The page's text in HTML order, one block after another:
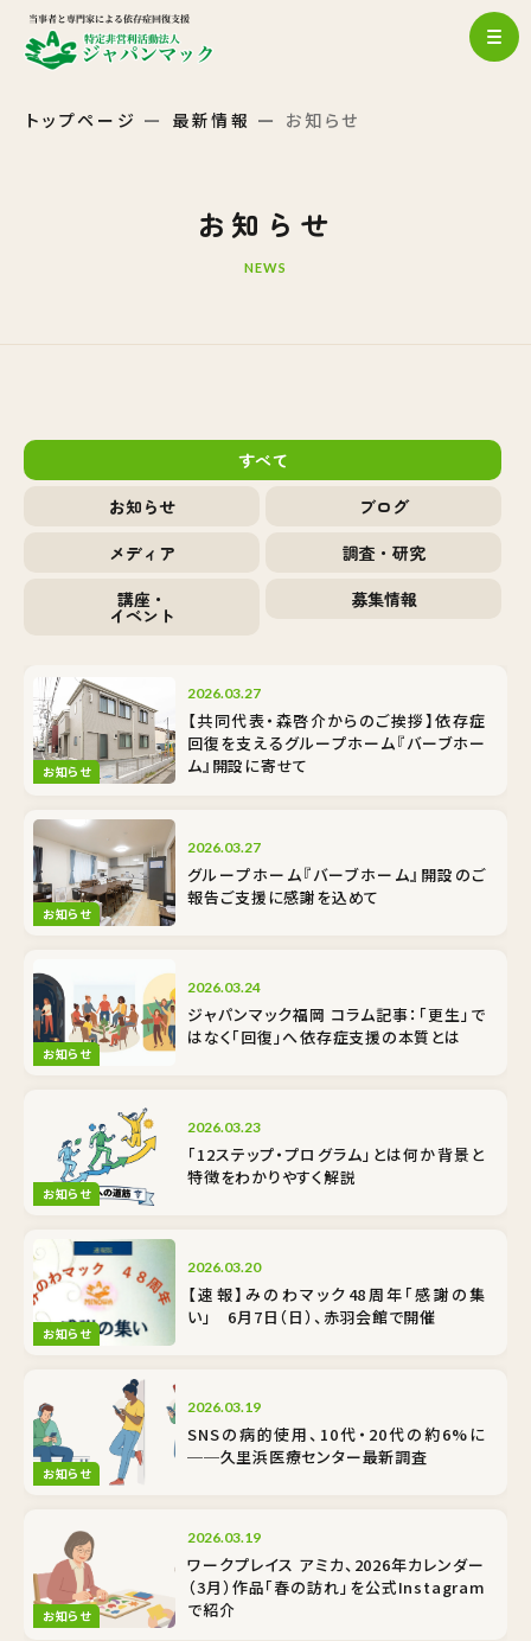
トップページ 最新情報 お知らせ
お知らせ
NEWS
すべて
お知らせ
ブログ
メディア
調査・研究
講座・
イベント
募集情報
お知らせ
2026.03.27
【共同代表・森啓介からのご挨拶】依存症
回復を支えるグループホーム『バーブホー
ム』開設に寄せて
お知らせ
2026.03.27
グループホーム『バーブホーム』開設のご
報告――ご支援に感謝を込めて
お知らせ
2026.03.24
ジャパンマック福岡 コラム記事：「更生」で
はなく「回復」へ――依存症支援の本質とは
お知らせ
2026.03.23
「12ステップ・プログラム」とは何か――背景と
特徴をわかりやすく解説
お知らせ
2026.03.20
【速報】みのわマック48周年「感謝の集
い」 6月7日（日）、赤羽会館で開催
お知らせ
2026.03.19
SNSの病的使用、10代・20代の約6%に
──久里浜医療センター最新調査
お知らせ
2026.03.19
ワークプレイス アミカ、2026年カレンダー
（3月）作品「春の訪れ」を公式Instagram
で紹介